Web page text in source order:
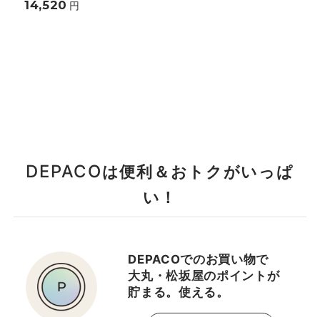
14,520 円
DEPACOは便利＆おトクがいっぱ
い！
DEPACOでのお買い物で
大丸・松坂屋のポイントが
貯まる。使える。